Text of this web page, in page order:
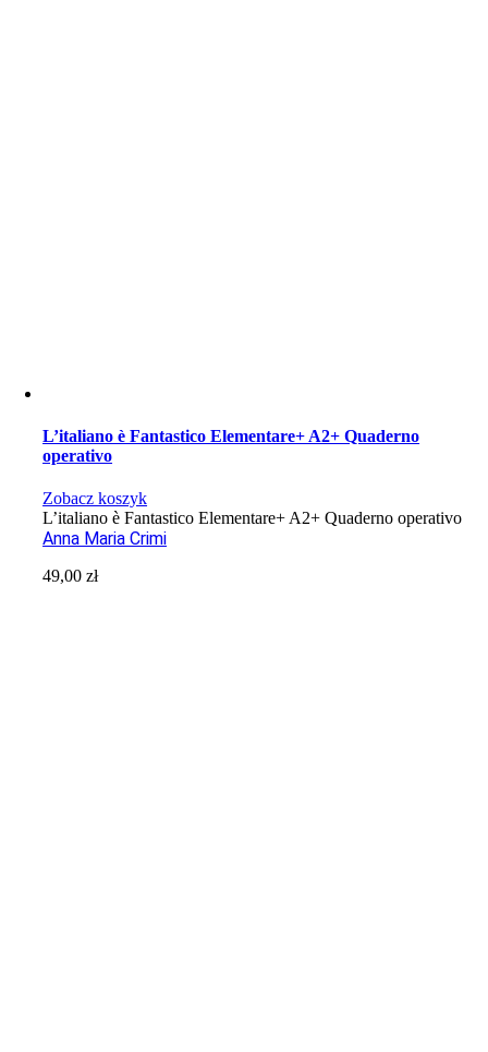
L’italiano è Fantastico Elementare+ A2+ Quaderno
operativo
Zobacz koszyk
L’italiano è Fantastico Elementare+ A2+ Quaderno operativo
Anna Maria Crimi
49,00zł